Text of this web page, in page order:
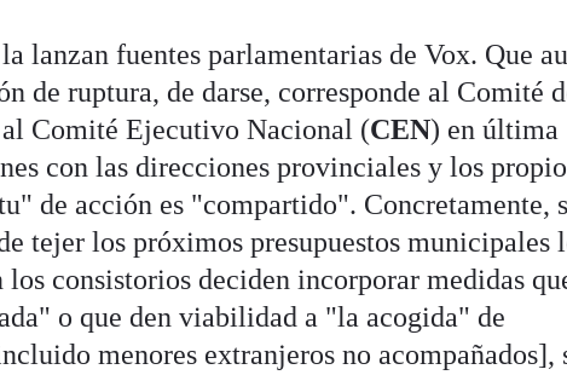
lanzan fuentes parlamentarias de Vox. Que
de ruptura, de darse, corresponde al Comité
Comité Ejecutivo Nacional (CEN) en última
con las direcciones provinciales y los
de acción es "compartido". Concretamente,
tejer los próximos presupuestos municipales
los consistorios deciden incorporar medidas
o que den viabilidad a "la acogida" de
menores extranjeros no acompañados],